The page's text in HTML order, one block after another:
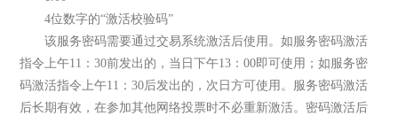
4位数字的“激活校验码”
该服务密码需要通过交易系统激活后使用。如服务密码激活
指令上午11：30前发出的，当日下午13：00即可使用；如服务密
码激活指令上午11：30后发出的，次日方可使用。服务密码激活
后长期有效，在参加其他网络投票时不必重新激活。密码激活后